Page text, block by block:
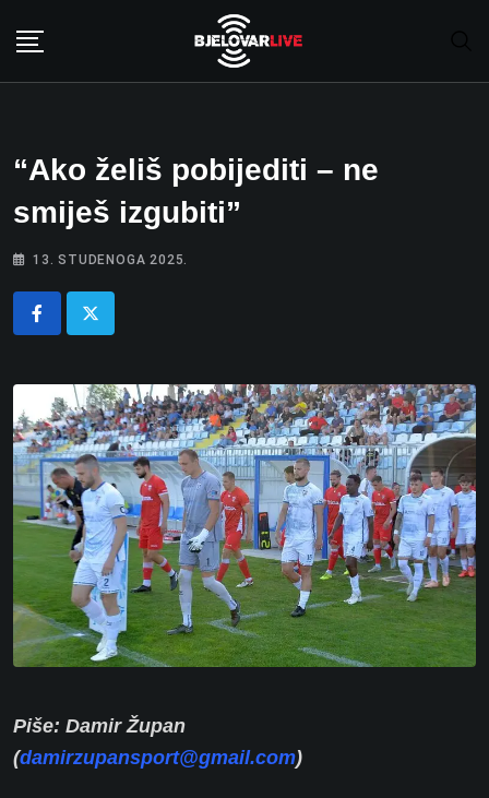
“Ako želiš pobijediti – ne
smiješ izgubiti”
13. STUDENOGA 2025.
Piše: Damir Župan
(damirzupansport@gmail.com)